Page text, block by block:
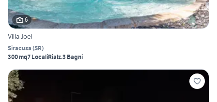
6
Villa Joel
Siracusa (SR)
300 mq7 LocaliRialz.3 Bagni